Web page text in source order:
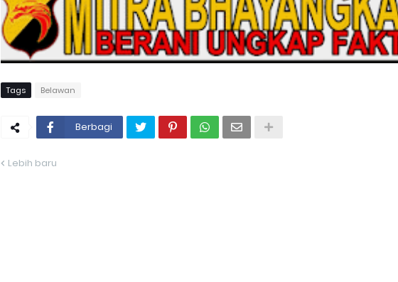
Tags Belawan
Berbagi
Lebih baru